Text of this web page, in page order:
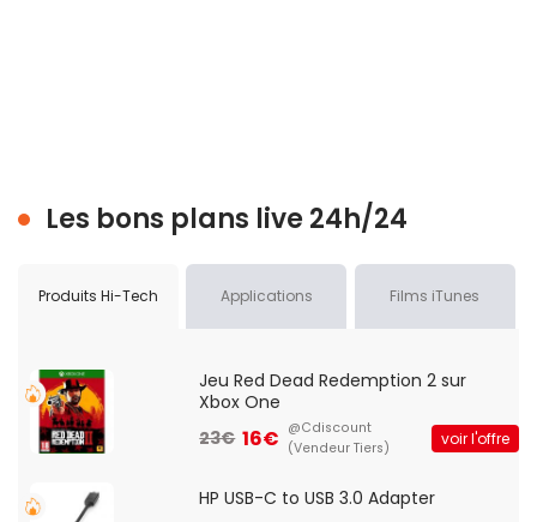
Les bons plans live 24h/24
Produits Hi-Tech Applications Films iTunes
Jeu Red Dead Redemption 2 sur
Xbox One
23€ 16€ @Cdiscount
(Vendeur Tiers)
voir l'offre
HP USB-C to USB 3.0 Adapter